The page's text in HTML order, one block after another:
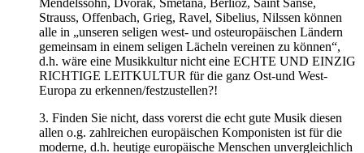
Strauss, Offenbach, Grieg, Ravel, Sibelius, Nilssen können
alle in „unseren seligen west- und osteuropäischen Ländern
gemeinsam in einem seligen Lächeln vereinen zu können“,
d.h. wäre eine Musikkultur nicht eine ECHTE UND EINZIG
RICHTIGE LEITKULTUR für die ganz Ost-und West-
Europa zu erkennen/festzustellen?!
3. Finden Sie nicht, dass vorerst die echt gute Musik diesen
allen o.g. zahlreichen europäischen Komponisten ist für die
moderne, d.h. heutige europäische Menschen unvergleichlich